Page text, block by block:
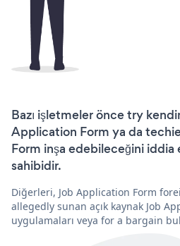
Bazı işletmeler önce try
Application Form ya da
Form inşa edebileceğini iddia
sahibidir.
Diğerleri, Job Application Form
allegedly sunan açık kaynak Job
uygulamaları veya for a bargain